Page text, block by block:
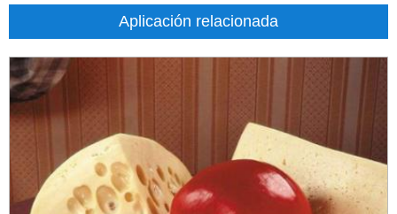
Aplicación relacionada